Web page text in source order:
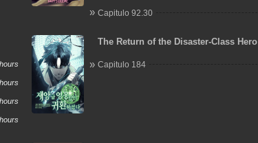
Capitulo 92.30
The Return of the Disaster-Class Hero
Capitulo 184